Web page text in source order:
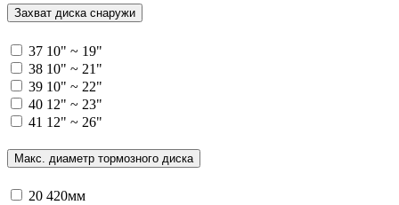
Захват диска снаружи
37 10" ~ 19"
38 10" ~ 21"
39 10" ~ 22"
40 12" ~ 23"
41 12" ~ 26"
Макс. диаметр тормозного диска
20 420мм